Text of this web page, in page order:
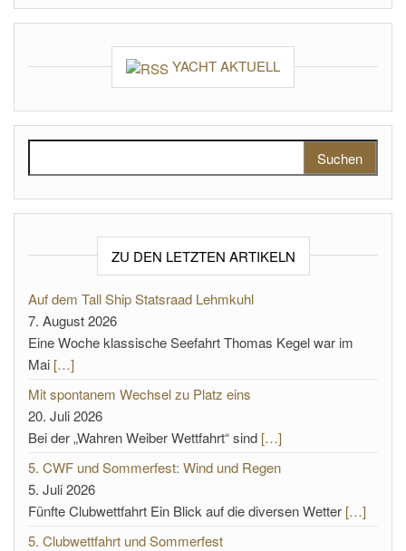
YACHT AKTUELL
ZU DEN LETZTEN ARTIKELN
Auf dem Tall Ship Statsraad Lehmkuhl
7. August 2026
Eine Woche klassische Seefahrt Thomas Kegel war im
Mai […]
Mit spontanem Wechsel zu Platz eins
20. Juli 2026
Bei der „Wahren Weiber Wettfahrt“ sind […]
5. CWF und Sommerfest: Wind und Regen
5. Juli 2026
Fünfte Clubwettfahrt Ein Blick auf die diversen Wetter […]
5. Clubwettfahrt und Sommerfest